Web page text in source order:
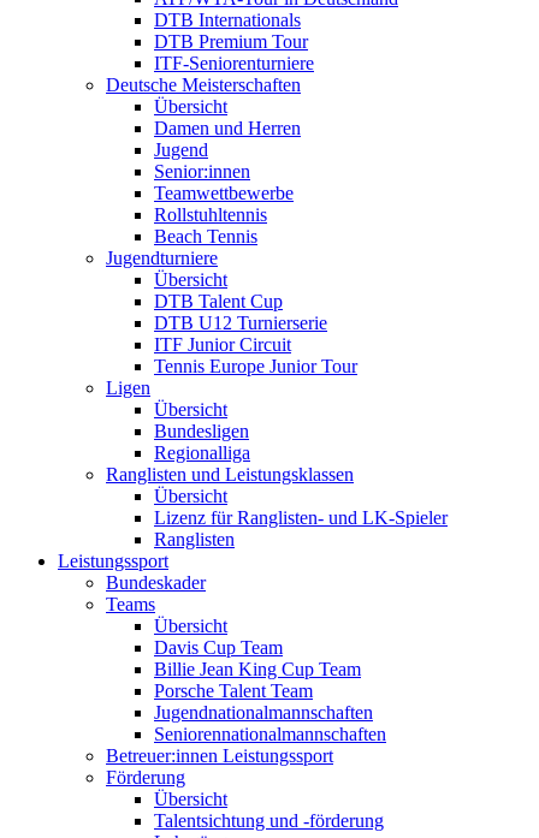
DTB Internationals
DTB Premium Tour
ITF-Seniorenturniere
Deutsche Meisterschaften
Übersicht
Damen und Herren
Jugend
Senior:innen
Teamwettbewerbe
Rollstuhltennis
Beach Tennis
Jugendturniere
Übersicht
DTB Talent Cup
DTB U12 Turnierserie
ITF Junior Circuit
Tennis Europe Junior Tour
Ligen
Übersicht
Bundesligen
Regionalliga
Ranglisten und Leistungsklassen
Übersicht
Lizenz für Ranglisten- und LK-Spieler
Ranglisten
Leistungssport
Bundeskader
Teams
Übersicht
Davis Cup Team
Billie Jean King Cup Team
Porsche Talent Team
Jugendnationalmannschaften
Seniorennationalmannschaften
Betreuer:innen Leistungssport
Förderung
Übersicht
Talentsichtung und -förderung